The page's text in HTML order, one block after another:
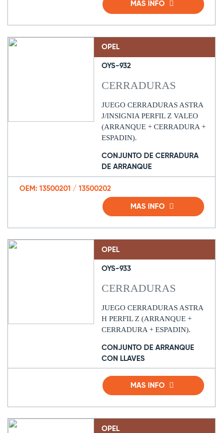
MAS INFO
OPEL
OYS-932
CERRADURAS
JUEGO CERRADURAS ASTRA
J/INSIGNIA PERFIL Z VALEO
(ARRANQUE + CERRADURA +
ESPADIN).
CONJUNTO DE CERRADURA
DE ARRANQUE
OEM: 13500201 / 13500202
MAS INFO
OPEL
OYS-933
CERRADURAS
JUEGO CERRADURAS ASTRA
H PERFIL Z (ARRANQUE +
CERRADURA + ESPADIN).
CONJUNTO DE ARRANQUE
CON LLAVES
MAS INFO
OPEL